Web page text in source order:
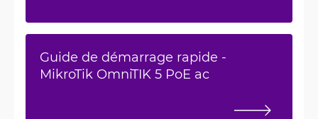
Guide de démarrage rapide -
MikroTik OmniTIK 5 PoE ac